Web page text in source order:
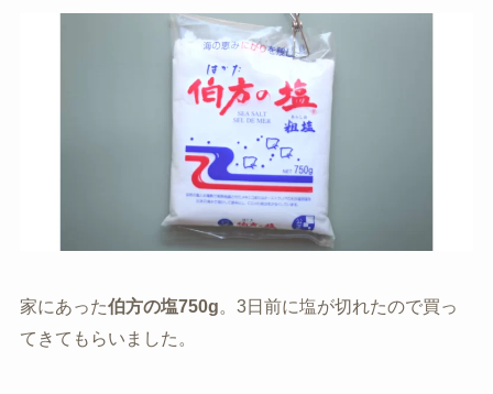
家にあった伯方の塩750g。3日前に塩が切れたので買っ
てきてもらいました。